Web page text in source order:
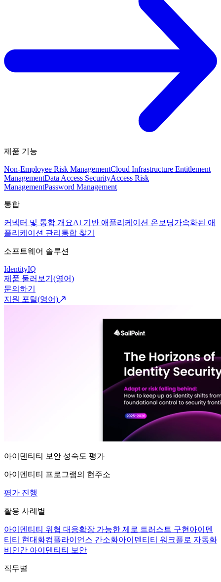
제품 기능
Non-Employee Risk ManagementCloud Infrastructure Entitlement
ManagementData Access SecurityAccess Risk
ManagementPassword Management
통합
커넥터 및 통합 개요AI 기반 애플리케이션 온보딩가속화된 애
플리케이션 관리 통합 찾기
소프트웨어 솔루션
IdentityIQ
제품 둘러보기(영어)
문의하기
지원 포털(영어)
아이덴티티 보안 성숙도 평가
아이덴티티 프로그램의 현주소
평가 진행
활용 사례별
아이덴티티 위협 대응확장 가능한 제로 트러스트 구현 아이덴
티티 현대화컴플라이언스 간소화아이덴티티 워크플로 자동화
비인간 아이덴티티 보안
직무별